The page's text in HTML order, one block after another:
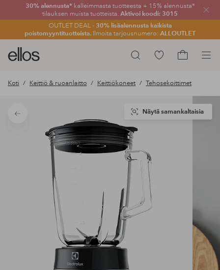
30% alennusta*kalleimmasta tuotteesta + 15% alennusta*
tilauksen muista tuotteista. Aktivoi koodi: 3015
OUTLET DEAL -30% lisäalennusta kaikista
poistomyyntituotteista. Ilmoita tarjousnumero: ALLOUTLET
Sulje
Hae
Ellos-
logo
siirry
Siirry
suosikkituotteisiin
Koti Keittiö & ruoanlaitto Keittiökoneet Tehosekoittimet
Takaisin
Näytä samankaltaisia